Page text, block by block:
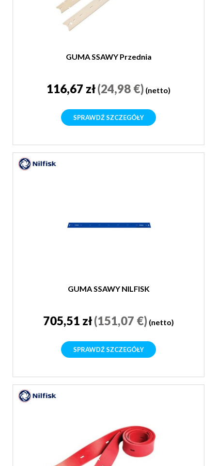
GUMA SSAWY Przednia
116,67 zł(24,98 €) (netto)
SPRAWDŹ SZCZEGÓŁY
GUMA SSAWY NILFISK
705,51 zł(151,07 €) (netto)
SPRAWDŹ SZCZEGÓŁY